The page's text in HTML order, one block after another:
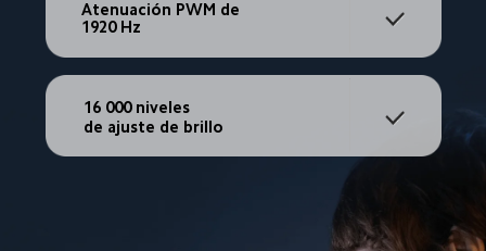
Atenuación PWM de
1920 Hz
16 000 niveles
de ajuste de brillo